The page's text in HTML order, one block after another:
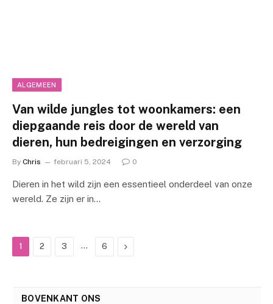
ALGEMEEN
Van wilde jungles tot woonkamers: een
diepgaande reis door de wereld van
dieren, hun bedreigingen en verzorging
By Chris februari 5, 2024 0
Dieren in het wild zijn een essentieel onderdeel van onze
wereld. Ze zijn er in…
1 2 3 … 6 Next
BOVENKANT ONS